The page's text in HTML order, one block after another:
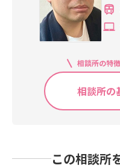
相談所の特
相談所の
この相談所